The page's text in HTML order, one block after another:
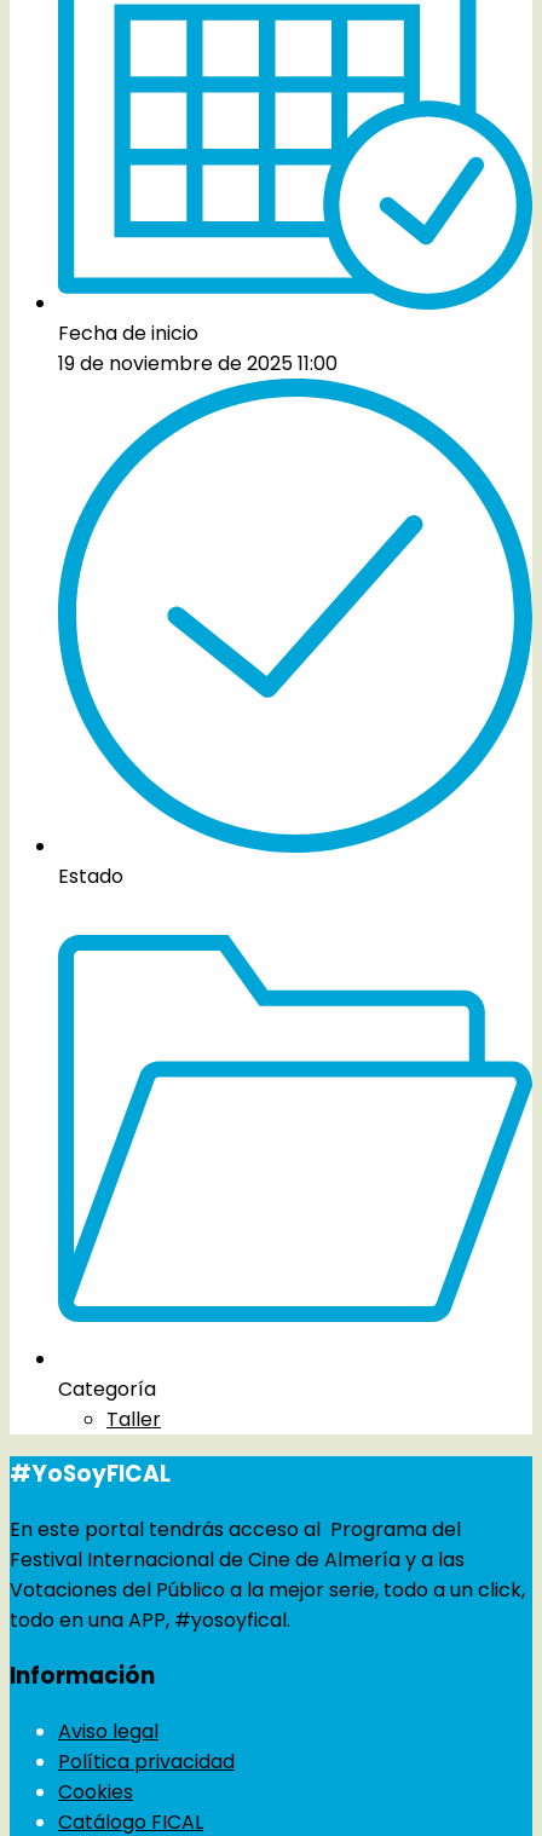
Fecha de inicio
19 de noviembre de 2025 11:00
Estado
Categoría
Taller
#YoSoyFICAL
En este portal tendrás acceso al Programa del
Festival Internacional de Cine de Almería y a las
Votaciones del Público a la mejor serie, todo a un click,
todo en una APP, #yosoyfical.
Información
Aviso legal
Política privacidad
Cookies
Catálogo FICAL